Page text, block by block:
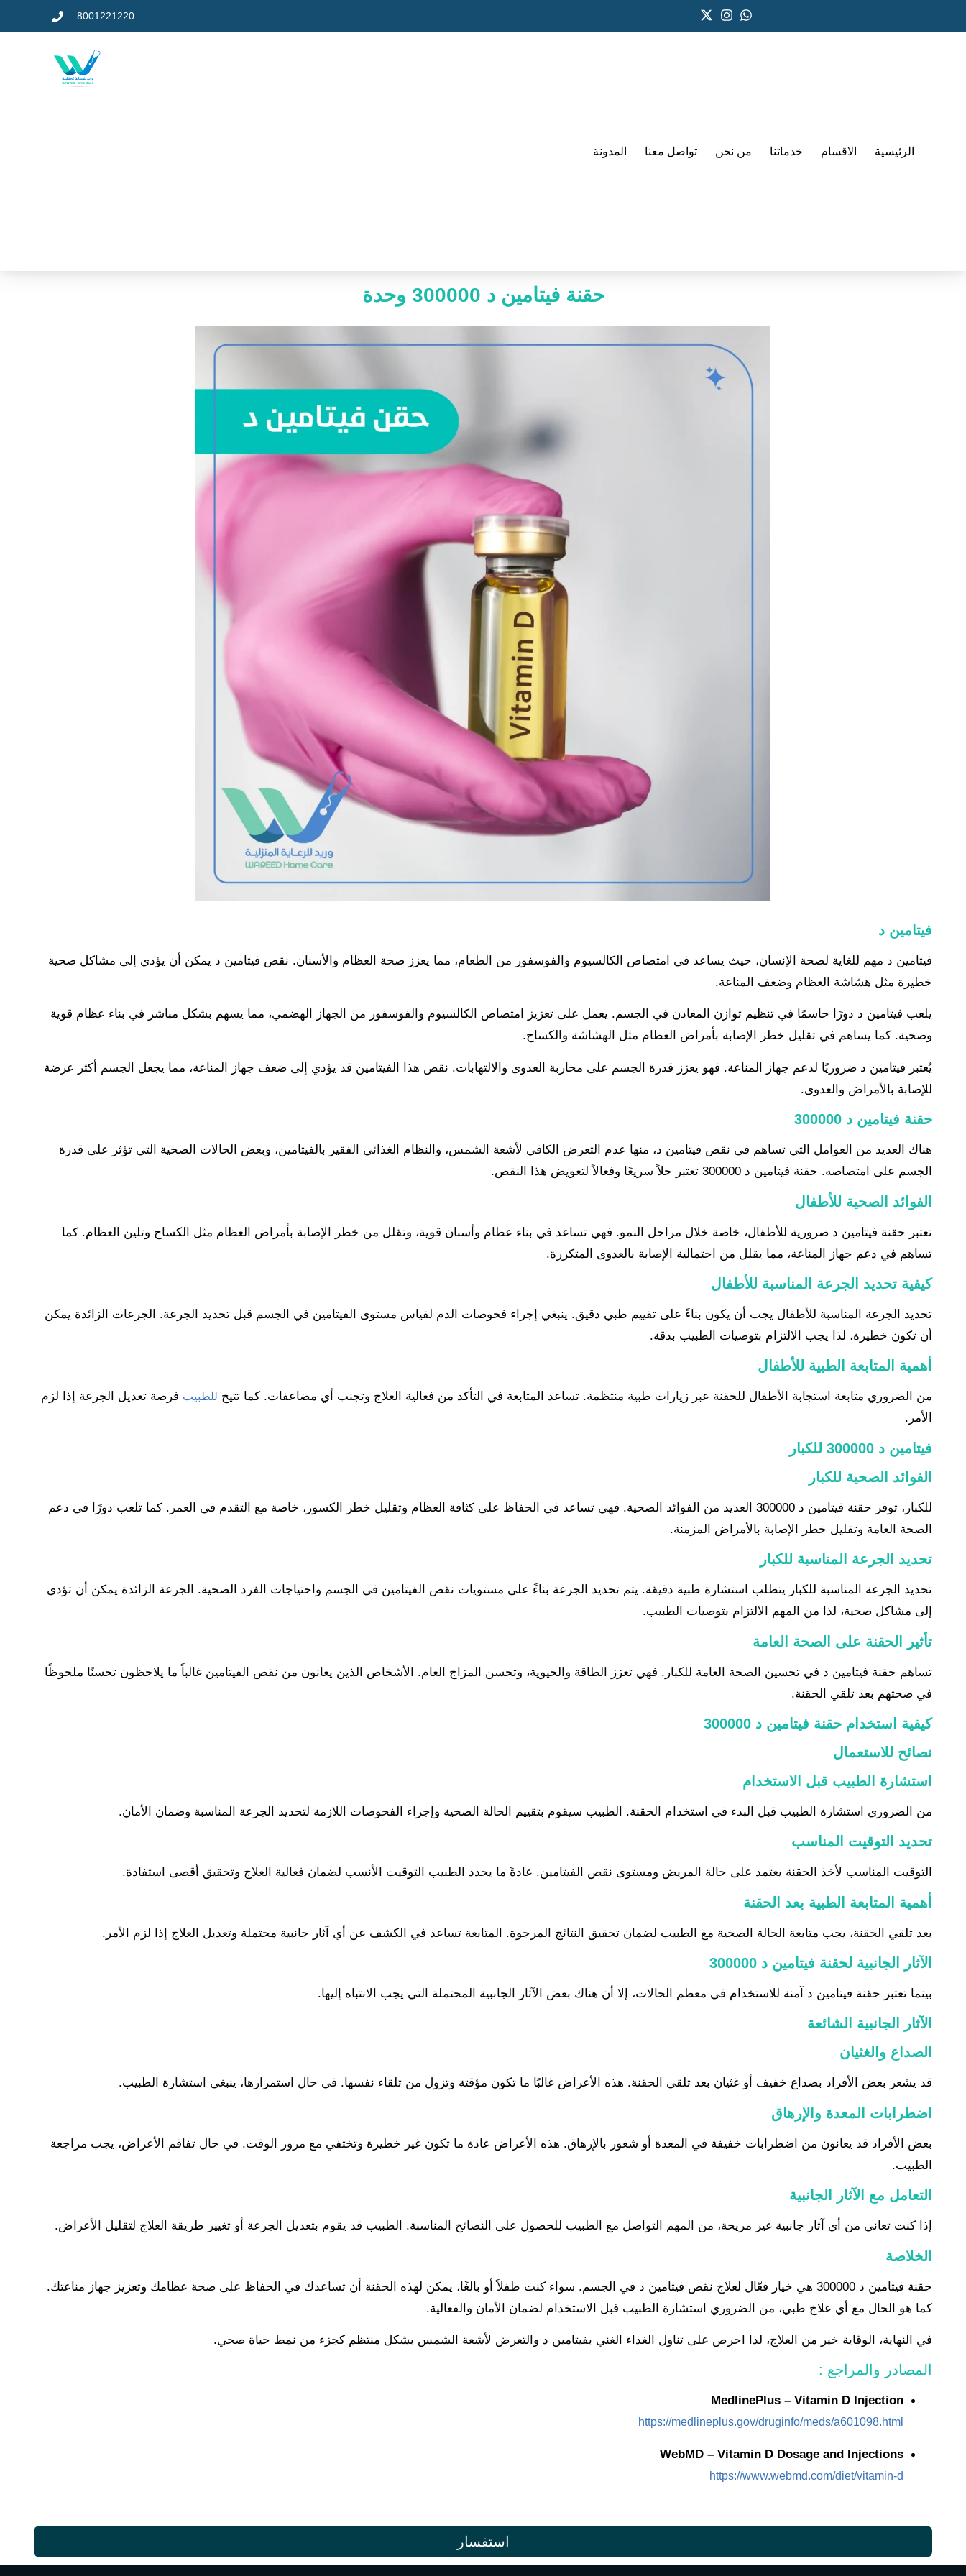
8001221220
الرئيسية الاقسام خدماتنا من نحن تواصل معنا المدونة
حقنة فيتامين د 300000 وحدة
فيتامين د
فيتامين د مهم للغاية لصحة الإنسان، حيث يساعد في امتصاص الكالسيوم والفوسفور من الطعام، مما يعزز صحة العظام والأسنان. نقص فيتامين د يمكن أن يؤدي إلى مشاكل صحية
خطيرة مثل هشاشة العظام وضعف المناعة.
يلعب فيتامين د دورًا حاسمًا في تنظيم توازن المعادن في الجسم. يعمل على تعزيز امتصاص الكالسيوم والفوسفور من الجهاز الهضمي، مما يسهم بشكل مباشر في بناء عظام قوية
وصحية. كما يساهم في تقليل خطر الإصابة بأمراض العظام مثل الهشاشة والكساح.
يُعتبر فيتامين د ضروريًا لدعم جهاز المناعة. فهو يعزز قدرة الجسم على محاربة العدوى والالتهابات. نقص هذا الفيتامين قد يؤدي إلى ضعف جهاز المناعة، مما يجعل الجسم أكثر عرضة
للإصابة بالأمراض والعدوى.
حقنة فيتامين د 300000
هناك العديد من العوامل التي تساهم في نقص فيتامين د، منها عدم التعرض الكافي لأشعة الشمس، والنظام الغذائي الفقير بالفيتامين، وبعض الحالات الصحية التي تؤثر على قدرة
الجسم على امتصاصه. حقنة فيتامين د 300000 تعتبر حلاً سريعًا وفعالاً لتعويض هذا النقص.
الفوائد الصحية للأطفال
تعتبر حقنة فيتامين د ضرورية للأطفال، خاصة خلال مراحل النمو. فهي تساعد في بناء عظام وأسنان قوية، وتقلل من خطر الإصابة بأمراض العظام مثل الكساح وتلين العظام. كما
تساهم في دعم جهاز المناعة، مما يقلل من احتمالية الإصابة بالعدوى المتكررة.
كيفية تحديد الجرعة المناسبة للأطفال
تحديد الجرعة المناسبة للأطفال يجب أن يكون بناءً على تقييم طبي دقيق. ينبغي إجراء فحوصات الدم لقياس مستوى الفيتامين في الجسم قبل تحديد الجرعة. الجرعات الزائدة يمكن
أن تكون خطيرة، لذا يجب الالتزام بتوصيات الطبيب بدقة.
أهمية المتابعة الطبية للأطفال
من الضروري متابعة استجابة الأطفال للحقنة عبر زيارات طبية منتظمة. تساعد المتابعة في التأكد من فعالية العلاج وتجنب أي مضاعفات. كما تتيح للطبيب فرصة تعديل الجرعة إذا لزم
الأمر.
فيتامين د 300000 للكبار
الفوائد الصحية للكبار
للكبار، توفر حقنة فيتامين د 300000 العديد من الفوائد الصحية. فهي تساعد في الحفاظ على كثافة العظام وتقليل خطر الكسور، خاصة مع التقدم في العمر. كما تلعب دورًا في دعم
الصحة العامة وتقليل خطر الإصابة بالأمراض المزمنة.
تحديد الجرعة المناسبة للكبار
تحديد الجرعة المناسبة للكبار يتطلب استشارة طبية دقيقة. يتم تحديد الجرعة بناءً على مستويات نقص الفيتامين في الجسم واحتياجات الفرد الصحية. الجرعة الزائدة يمكن أن تؤدي
إلى مشاكل صحية، لذا من المهم الالتزام بتوصيات الطبيب.
تأثير الحقنة على الصحة العامة
تساهم حقنة فيتامين د في تحسين الصحة العامة للكبار. فهي تعزز الطاقة والحيوية، وتحسن المزاج العام. الأشخاص الذين يعانون من نقص الفيتامين غالباً ما يلاحظون تحسنًا ملحوظًا
في صحتهم بعد تلقي الحقنة.
كيفية استخدام حقنة فيتامين د 300000
نصائح للاستعمال
استشارة الطبيب قبل الاستخدام
من الضروري استشارة الطبيب قبل البدء في استخدام الحقنة. الطبيب سيقوم بتقييم الحالة الصحية وإجراء الفحوصات اللازمة لتحديد الجرعة المناسبة وضمان الأمان.
تحديد التوقيت المناسب
التوقيت المناسب لأخذ الحقنة يعتمد على حالة المريض ومستوى نقص الفيتامين. عادةً ما يحدد الطبيب التوقيت الأنسب لضمان فعالية العلاج وتحقيق أقصى استفادة.
أهمية المتابعة الطبية بعد الحقنة
بعد تلقي الحقنة، يجب متابعة الحالة الصحية مع الطبيب لضمان تحقيق النتائج المرجوة. المتابعة تساعد في الكشف عن أي آثار جانبية محتملة وتعديل العلاج إذا لزم الأمر.
الآثار الجانبية لحقنة فيتامين د 300000
بينما تعتبر حقنة فيتامين د آمنة للاستخدام في معظم الحالات، إلا أن هناك بعض الآثار الجانبية المحتملة التي يجب الانتباه إليها.
الآثار الجانبية الشائعة
الصداع والغثيان
قد يشعر بعض الأفراد بصداع خفيف أو غثيان بعد تلقي الحقنة. هذه الأعراض غالبًا ما تكون مؤقتة وتزول من تلقاء نفسها. في حال استمرارها، ينبغي استشارة الطبيب.
اضطرابات المعدة والإرهاق
بعض الأفراد قد يعانون من اضطرابات خفيفة في المعدة أو شعور بالإرهاق. هذه الأعراض عادة ما تكون غير خطيرة وتختفي مع مرور الوقت. في حال تفاقم الأعراض، يجب مراجعة
الطبيب.
التعامل مع الآثار الجانبية
إذا كنت تعاني من أي آثار جانبية غير مريحة، من المهم التواصل مع الطبيب للحصول على النصائح المناسبة. الطبيب قد يقوم بتعديل الجرعة أو تغيير طريقة العلاج لتقليل الأعراض.
الخلاصة
حقنة فيتامين د 300000 هي خيار فعّال لعلاج نقص فيتامين د في الجسم. سواء كنت طفلاً أو بالغًا، يمكن لهذه الحقنة أن تساعدك في الحفاظ على صحة عظامك وتعزيز جهاز مناعتك.
كما هو الحال مع أي علاج طبي، من الضروري استشارة الطبيب قبل الاستخدام لضمان الأمان والفعالية.
في النهاية، الوقاية خير من العلاج، لذا احرص على تناول الغذاء الغني بفيتامين د والتعرض لأشعة الشمس بشكل منتظم كجزء من نمط حياة صحي.
المصادر والمراجع :
MedlinePlus – Vitamin D Injection
https://medlineplus.gov/druginfo/meds/a601098.html
WebMD – Vitamin D Dosage and Injections
https://www.webmd.com/diet/vitamin-d
استفسار